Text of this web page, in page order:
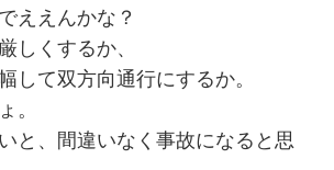
ええんかな？
しくするか、
して双方向通行にするか。
。
と、間違いなく事故になると思